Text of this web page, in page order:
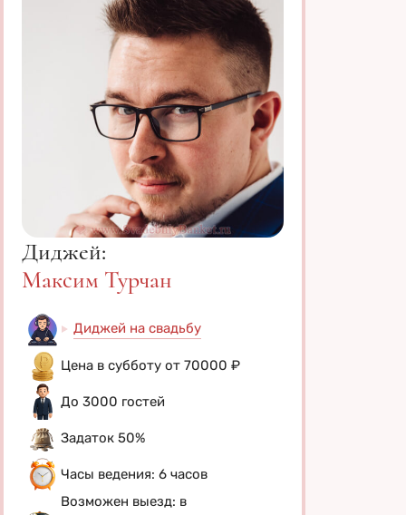
Диджей:
Максим Турчан
Диджей на свадьбу
Цена в субботу от 70000 ₽
До 3000 гостей
Задаток 50%
Часы ведения: 6 часов
Возможен выезд: в